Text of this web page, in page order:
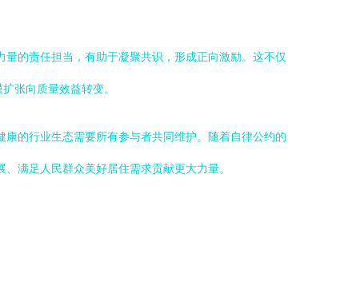
的责任担当，有助于凝聚共识，形成正向激励。这不仅
张向质量效益转变。
的行业生态需要所有参与者共同维护。随着自律公约的
满足人民群众美好居住需求贡献更大力量。